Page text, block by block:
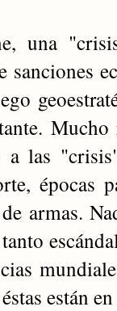
una
sanciones
las
épocas
armas.
están